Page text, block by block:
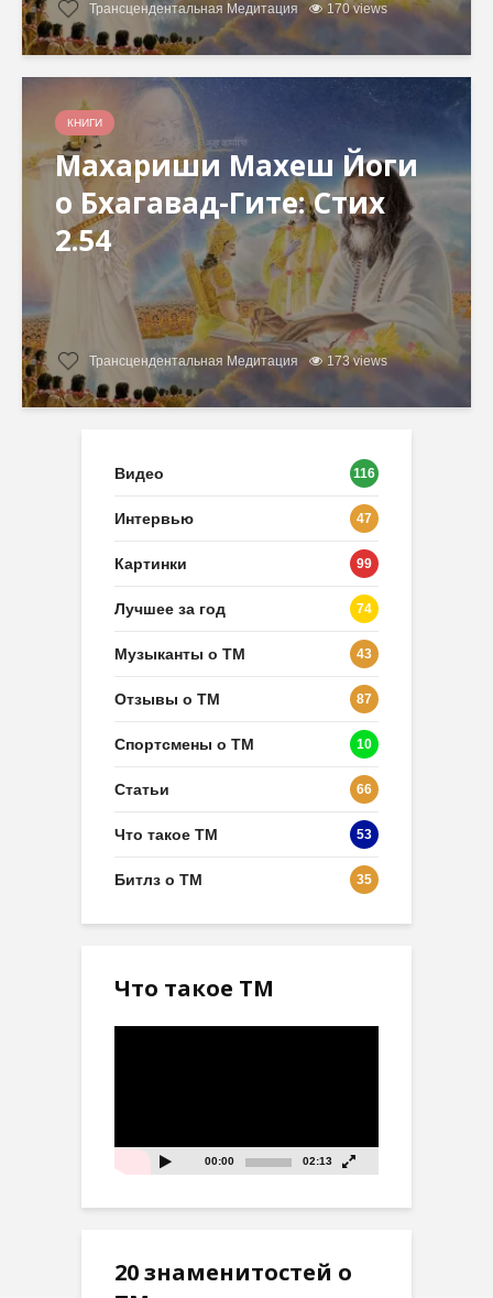
Трансцендентальная Медитация 170 views
КНИГИ
Махариши Махеш Йоги
о Бхагавад-Гите: Стих
2.54
Трансцендентальная Медитация 173 views
Видео 116
Интервью 47
Картинки 99
Лучшее за год 74
Музыканты о ТМ 43
Отзывы о ТМ 87
Спортсмены о ТМ 10
Статьи 66
Что такое ТМ 53
Битлз о ТМ 35
Что такое ТМ
00:00 02:13
20 знаменитостей о